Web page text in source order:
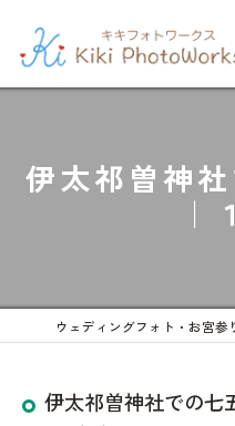
伊太祁曽神
｜
伊太祁曽神社での七